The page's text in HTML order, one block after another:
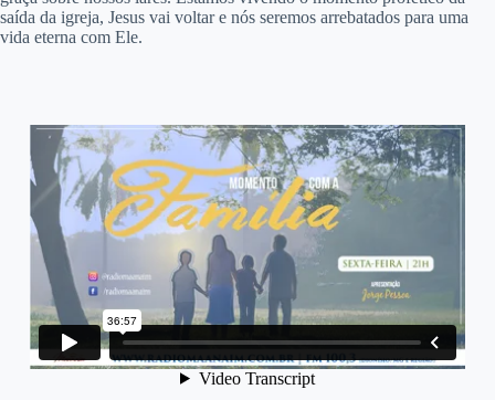
saída da igreja, Jesus vai voltar e nós seremos arrebatados para uma
vida eterna com Ele.